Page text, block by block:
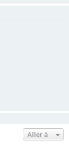
e
Aller à